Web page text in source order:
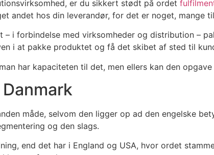
er du sikkert stødt på ordet
andet hos din leverandør, for det er noget, mange
i forbindelse med virksomheder og distribution –
i at pakke produktet og få det skibet af sted til
har kapaciteten til det, men ellers kan den
måde, selvom den ligger op ad den engelske
og den slags.
end det har i England og USA, hvor ordet